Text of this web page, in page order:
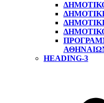
HEADING-3